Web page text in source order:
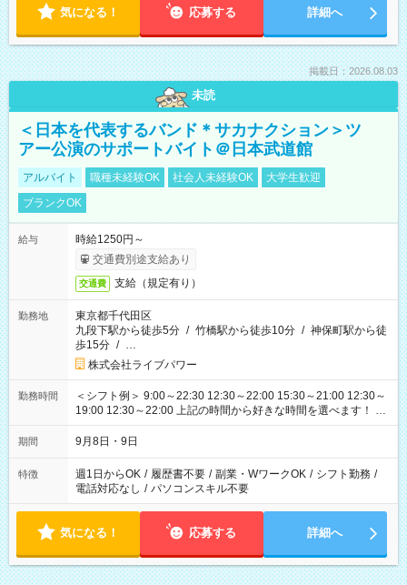
気になる！ 応募する 詳細へ
掲載日：2026.08.03
未読
＜日本を代表するバンド＊サカナクション＞ツ
アー公演のサポートバイト＠日本武道館
アルバイト 職種未経験OK 社会人未経験OK
大学生歓迎
ブランクOK
給与
時給1250円～
交通費別途支給あり
交通費 支給（規定有り）
勤務地
東京都千代田区
九段下駅から徒歩5分 / 竹橋駅から徒歩10分 / 神保町駅から徒
歩15分 / …
株式会社ライブパワー
勤務時間
＜シフト例＞ 9:00～22:30 12:30～22:00 15:30～21:00 12:30～
19:00 12:30～22:00 上記の時間から好きな時間を選べます！ ※
時間は変更となる可能性があります
期間 9月8日・9日
特徴 週1日からOK / 履歴書不要 / 副業・WワークOK / シフト勤務 /
電話対応なし / パソコンスキル不要
気になる！ 応募する 詳細へ